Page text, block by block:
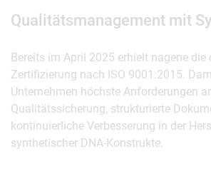
Qualitätsmanagement mit
Bereits im April 2025 erhielt nagene die
Zertifizierung nach ISO 9001:2015.
Unternehmen höchste Anforderungen
Qualitätssicherung, strukturierte
kontinuierliche Verbesserung in der
synthetischer DNA-Konstrukte.